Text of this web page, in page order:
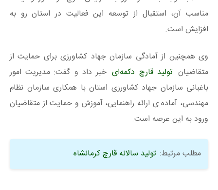
مناسب آن، استقبال از توسعه این فعالیت در استان رو به
افزایش است.
وی همچنین از آمادگی سازمان جهاد کشاورزی برای حمایت از
متقاضیان تولید قارچ دکمه‌ای خبر داد و گفت: مدیریت امور
باغبانی سازمان جهاد کشاورزی استان با همکاری سازمان نظام
مهندسی، آماده ی ارائه راهنمایی، آموزش و حمایت از متقاضیان
ورود به این عرصه است.
مطلب مرتبط: تولید سالانه قارچ کرمانشاه